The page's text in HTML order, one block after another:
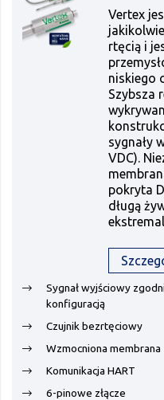
Vertex
rtęcią i
niskiego
Szybsza
sygnały
VDC).
pokryta
długą
Sygnał wyjściowy
konfiguracją
Czujnik bezrtęciowy
Wzmocniona membrana
Komunikacja HART
6-pinowe złącze